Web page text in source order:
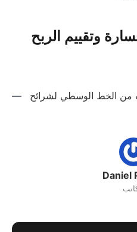
وتقييم الربح
من الخط الوسطي لشرائح
Daniel